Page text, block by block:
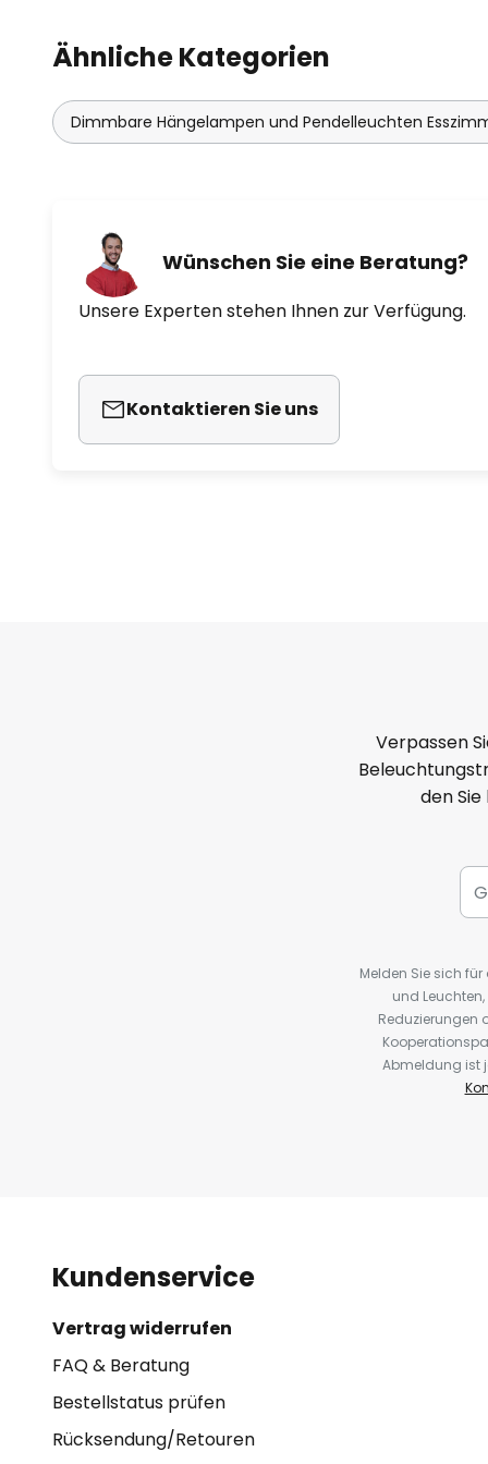
Ähnliche Kategorien
Dimmbare Hängelampen und Pendelleuchten
Wünschen Sie eine Beratung?
Unsere Experten stehen Ihnen zur Verfügung.
Kontaktieren Sie uns
Verpassen
den
Melden Sie sich
und
Reduzierungen
Abmeldung ist
Kundenservice
Vertrag widerrufen
FAQ & Beratung
Bestellstatus prüfen
Rücksendung/Retouren